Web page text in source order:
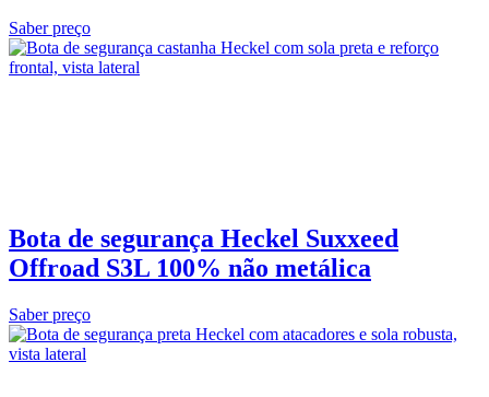
Saber preço
Bota de segurança Heckel Suxxeed
Offroad S3L 100% não metálica
Saber preço